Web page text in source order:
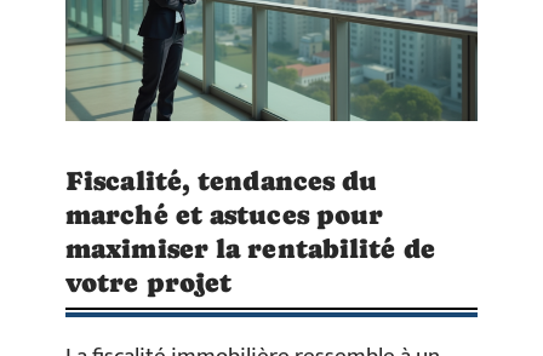
Fiscalité, tendances du
marché et astuces pour
maximiser la rentabilité de
votre projet